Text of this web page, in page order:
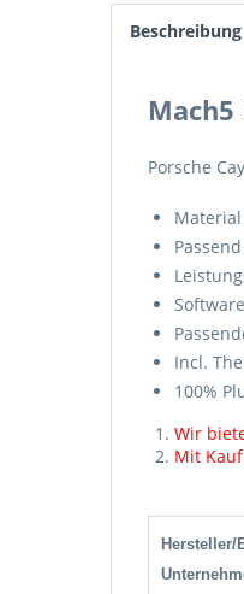
Beschreibung
Porsche
Incl.
100%
Wir
Mit
Hersteller/